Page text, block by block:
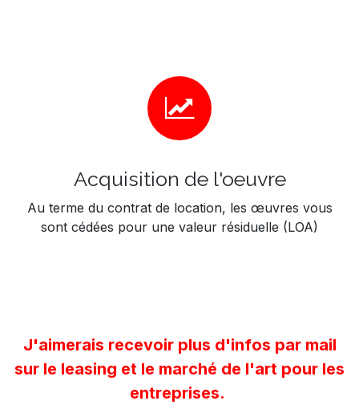
Acquisition de l'oeuvre
Au terme du contrat de location, les œuvres vous
sont cédées pour une valeur résiduelle (LOA)
J'aimerais recevoir plus d'infos par mail
sur le leasing et le marché de l'art pour les
entreprises.